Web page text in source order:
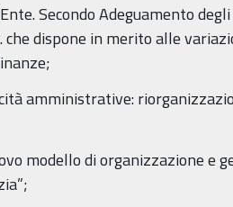
Secondo Adeguamento
dispone in merito alle
amministrative:
modello di organizzazione e